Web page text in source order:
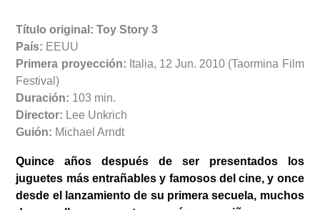
Título original:Toy Story 3
País: EEUU
Primera proyección: Italia, 12 Jun. 2010 (Taormina Film
Festival)
Duración: 103 min.
Director: Lee Unkrich
Guión: Michael Arndt
Quince años después de ser presentados los
juguetes más entrañables y famosos del cine, y once
desde el lanzamiento de su primera secuela, muchos